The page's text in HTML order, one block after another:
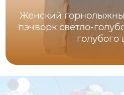
Женский
пэчворк светло-
голубого